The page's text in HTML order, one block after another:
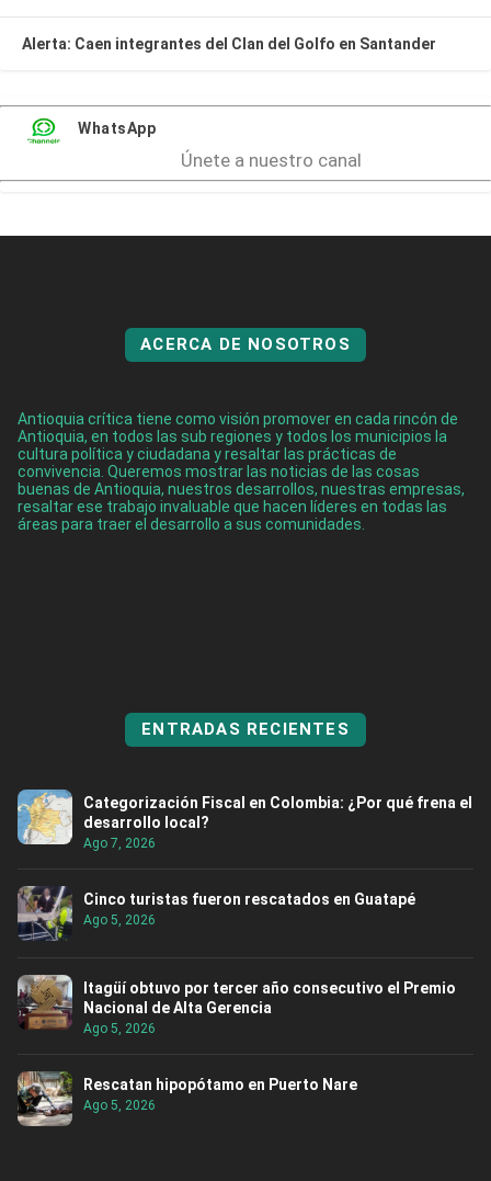
Alerta: Caen integrantes del Clan del Golfo en Santander
WhatsApp
Únete a nuestro canal
ACERCA DE NOSOTROS
Antioquia crítica tiene como visión promover en cada rincón de
Antioquia, en todos las sub regiones y todos los municipios la
cultura política y ciudadana y resaltar las prácticas de
convivencia. Queremos mostrar las noticias de las cosas
buenas de Antioquia, nuestros desarrollos, nuestras empresas,
resaltar ese trabajo invaluable que hacen líderes en todas las
áreas para traer el desarrollo a sus comunidades.
ENTRADAS RECIENTES
Categorización Fiscal en Colombia: ¿Por qué frena el
desarrollo local?
Ago 7, 2026
Cinco turistas fueron rescatados en Guatapé
Ago 5, 2026
Itagüí obtuvo por tercer año consecutivo el Premio
Nacional de Alta Gerencia
Ago 5, 2026
Rescatan hipopótamo en Puerto Nare
Ago 5, 2026